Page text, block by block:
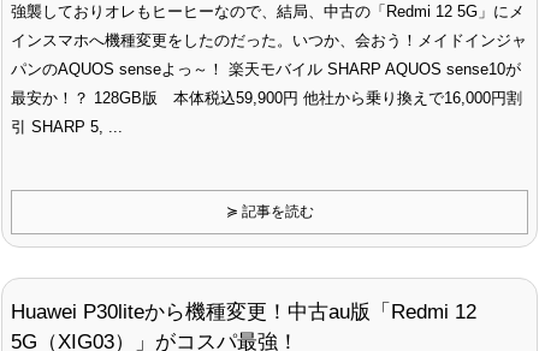
強襲しておりオレもヒーヒーなので、結局、中古の「Redmi 12 5G」にメ
インスマホへ機種変更をしたのだった。いつか、会おう！メイドインジャ
パンのAQUOS senseよっ～！ 楽天モバイル SHARP AQUOS sense10が
最安か！？ 128GB版 本体税込59,900円 他社から乗り換えで16,000円割
引 SHARP 5, ...
≽ 記事を読む
Huawei P30liteから機種変更！中古au版「Redmi 12
5G（XIG03）」がコスパ最強！